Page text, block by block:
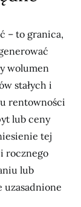
– to granica,
wolumen
stałych i
rentowności
lub ceny
tej
rocznego
lub